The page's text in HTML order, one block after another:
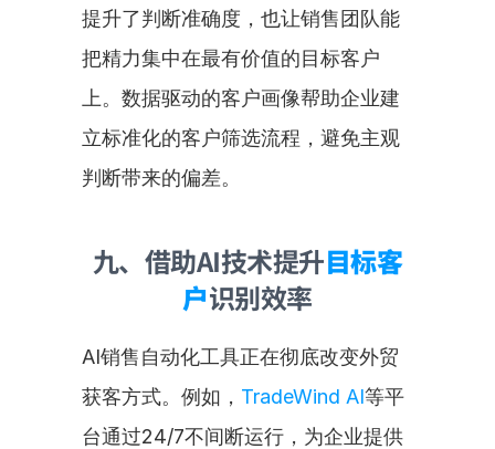
提升了判断准确度，也让销售团队能
把精力集中在最有价值的目标客户
上。数据驱动的客户画像帮助企业建
立标准化的客户筛选流程，避免主观
判断带来的偏差。
九、借助AI技术提升目标客
户识别效率
AI销售自动化工具正在彻底改变外贸
获客方式。例如， TradeWind AI等平
台通过24/7不间断运行，为企业提供